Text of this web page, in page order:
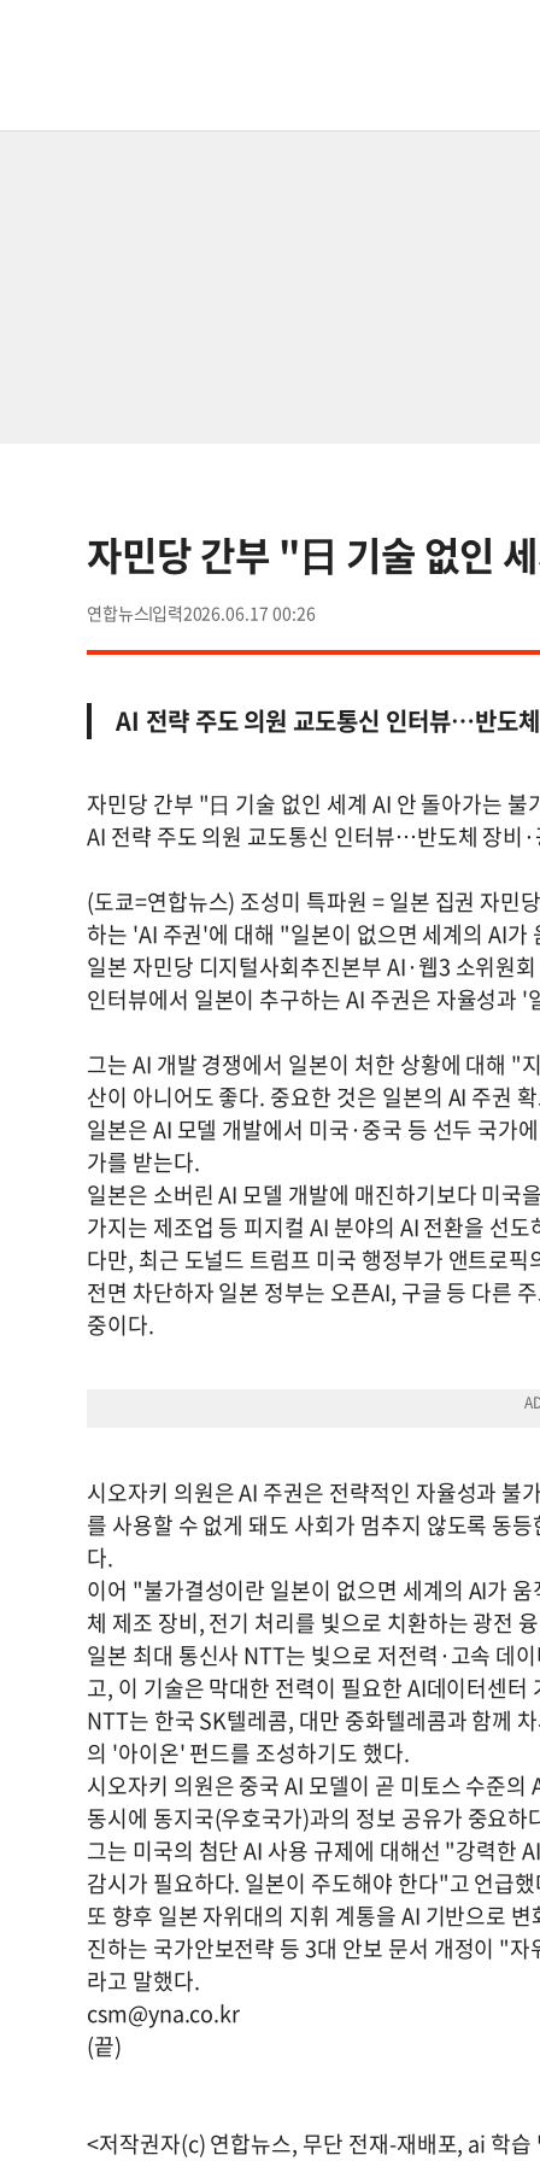
자민당 간부 "日 기술 없인
연합뉴스 2026.06.17 00:26
AI 전략 주도 의원 교도통신 인터뷰…반도
자민당 간부 "日 기술 없인 세계 AI 안 돌아가는 불
AI 전략 주도 의원 교도통신 인터뷰…반도체 장비
(도쿄=연합뉴스) 조성미 특파원 = 일본 집권 자민
하는 'AI 주권'에 대해 "일본이 없으면 세계의 AI
일본 자민당 디지털사회추진본부 AI·웹3 소위원
인터뷰에서 일본이 추구하는 AI 주권은 자율성과
그는 AI 개발 경쟁에서 일본이 처한 상황에 대해
산이 아니어도 좋다. 중요한 것은 일본의 AI 주권
일본은 AI 모델 개발에서 미국·중국 등 선두 국가
가를 받는다.
일본은 소버린 AI 모델 개발에 매진하기보다 미국
가지는 제조업 등 피지컬 AI 분야의 AI 전환을 선
다만, 최근 도널드 트럼프 미국 행정부가 앤트로
전면 차단하자 일본 정부는 오픈AI, 구글 등 다른
중이다.
시오자키 의원은 AI 주권은 전략적인 자율성과
를 사용할 수 없게 돼도 사회가 멈추지 않도록 동
다.
이어 "불가결성이란 일본이 없으면 세계의 AI가
체 제조 장비, 전기 처리를 빛으로 치환하는 광전
일본 최대 통신사 NTT는 빛으로 저전력·고속 데
고, 이 기술은 막대한 전력이 필요한 AI데이터센
NTT는 한국 SK텔레콤, 대만 중화텔레콤과 함께
의 '아이온' 펀드를 조성하기도 했다.
시오자키 의원은 중국 AI 모델이 곧 미토스 수준
동시에 동지국(우호국가)과의 정보 공유가 중요
그는 미국의 첨단 AI 사용 규제에 대해선 "강력한
감시가 필요하다. 일본이 주도해야 한다"고 언급
또 향후 일본 자위대의 지휘 계통을 AI 기반으로
진하는 국가안보전략 등 3대 안보 문서 개정이 "
라고 말했다.
csm@yna.co.kr
(끝)
<저작권자(c) 연합뉴스, 무단 전재-재배포, ai 학습